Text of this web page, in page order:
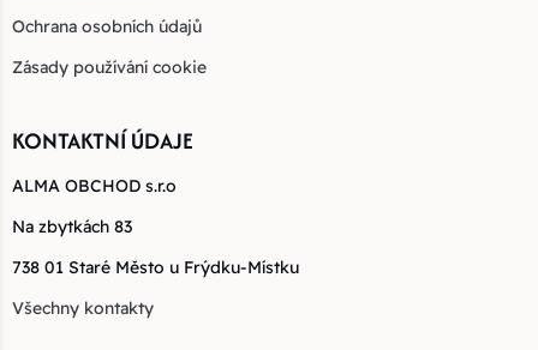
Ochrana osobních údajů
Zásady používání cookie
KONTAKTNÍ ÚDAJE
ALMA OBCHOD s.r.o
Na zbytkách 83
738 01 Staré Město u Frýdku-Místku
Všechny kontakty